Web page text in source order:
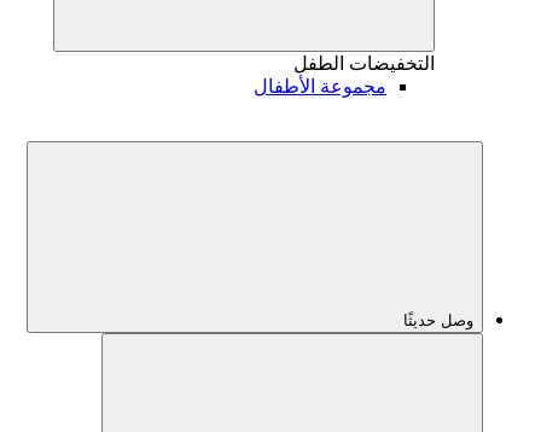
التخفيضات الطفل
مجموعة الأطفال
وصل حديثًا